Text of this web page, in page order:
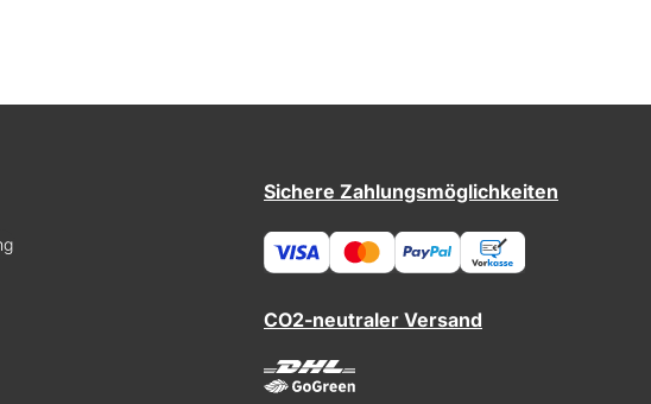
Sichere Zahlungsmöglichkeiten
CO2-neutraler Versand